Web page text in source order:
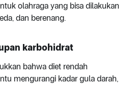
olahraga yang bisa dilakukan
dan berenang.
karbohidrat
bahwa diet rendah
mengurangi kadar gula darah,